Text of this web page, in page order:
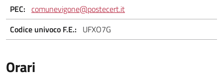
PEC: comunevigone@postecert.it
Codice univoco F.E.: UFXO7G
Orari